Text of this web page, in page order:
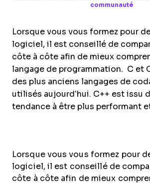
communauté
Lorsque vous vous formez pour
logiciel, il est conseillé de
côte à côte afin de mieux
langage de programmation. C et
des plus anciens langages de
utilisés aujourd’hui. C++ est issu
tendance à être plus performant
Lorsque vous vous formez pour
logiciel, il est conseillé de
côte à côte afin de mieux